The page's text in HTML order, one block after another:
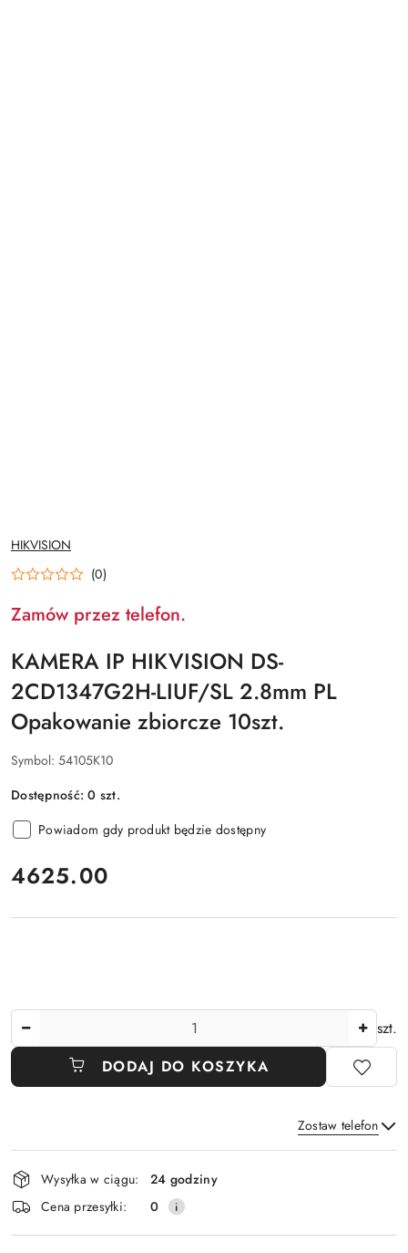
NAZWA
PRODUCENTA:
HIKVISION
(0)
Zamów przez telefon.
KAMERA IP HIKVISION DS-
2CD1347G2H-LIUF/SL 2.8mm PL
Opakowanie zbiorcze 10szt.
Symbol: 54105K10
Dostępność:0 szt.
Powiadom gdy produkt będzie dostępny
cena:
4625.00
szt.
DODAJ DO KOSZYKA
Zostaw telefon
Wyślij
Dostępność
i
dostawa
Wysyłka w ciągu:
24 godziny
Cena przesyłki:
0